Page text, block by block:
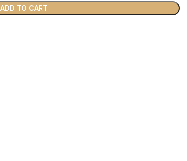
ADD TO CART